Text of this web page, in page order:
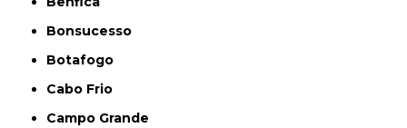
Bonsucesso
Botafogo
Cabo Frio
Campo Grande